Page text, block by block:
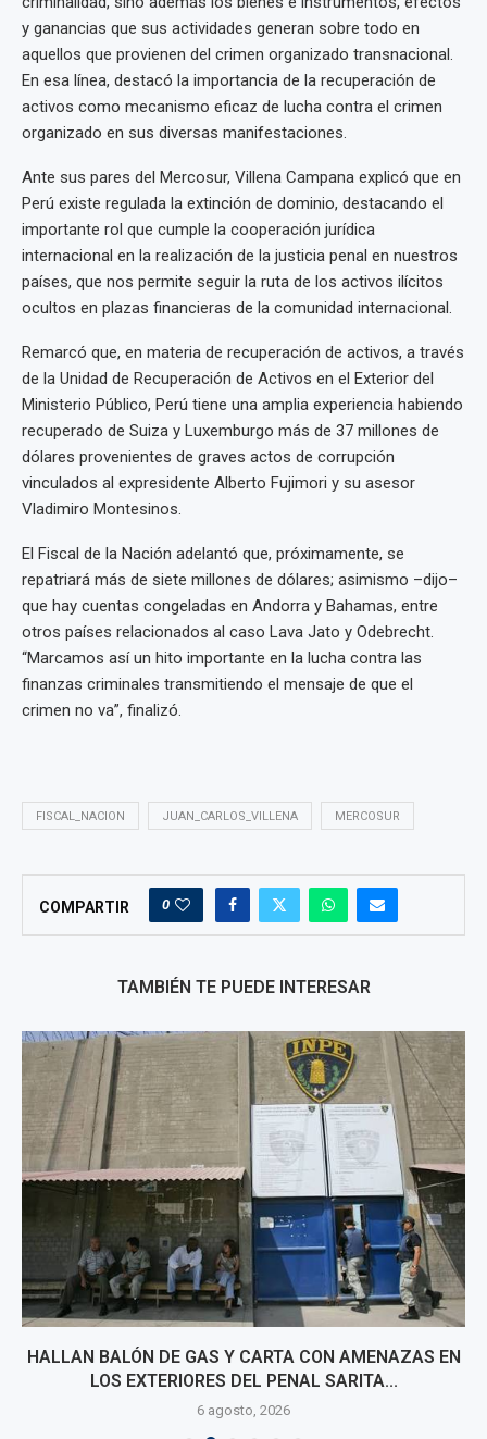
y ganancias que sus actividades generan sobre todo en
aquellos que provienen del crimen organizado transnacional.
En esa línea, destacó la importancia de la recuperación de
activos como mecanismo eficaz de lucha contra el crimen
organizado en sus diversas manifestaciones.
Ante sus pares del Mercosur, Villena Campana explicó que en
Perú existe regulada la extinción de dominio, destacando el
importante rol que cumple la cooperación jurídica
internacional en la realización de la justicia penal en nuestros
países, que nos permite seguir la ruta de los activos ilícitos
ocultos en plazas financieras de la comunidad internacional.
Remarcó que, en materia de recuperación de activos, a través
de la Unidad de Recuperación de Activos en el Exterior del
Ministerio Público, Perú tiene una amplia experiencia habiendo
recuperado de Suiza y Luxemburgo más de 37 millones de
dólares provenientes de graves actos de corrupción
vinculados al expresidente Alberto Fujimori y su asesor
Vladimiro Montesinos.
El Fiscal de la Nación adelantó que, próximamente, se
repatriará más de siete millones de dólares; asimismo –dijo–
que hay cuentas congeladas en Andorra y Bahamas, entre
otros países relacionados al caso Lava Jato y Odebrecht.
“Marcamos así un hito importante en la lucha contra las
finanzas criminales transmitiendo el mensaje de que el
crimen no va”, finalizó.
FISCAL_NACION JUAN_CARLOS_VILLENA MERCOSUR
COMPARTIR 0
TAMBIÉN TE PUEDE INTERESAR
HALLAN BALÓN DE GAS Y CARTA CON AMENAZAS EN
LOS EXTERIORES DEL PENAL SARITA...
6 agosto, 2026